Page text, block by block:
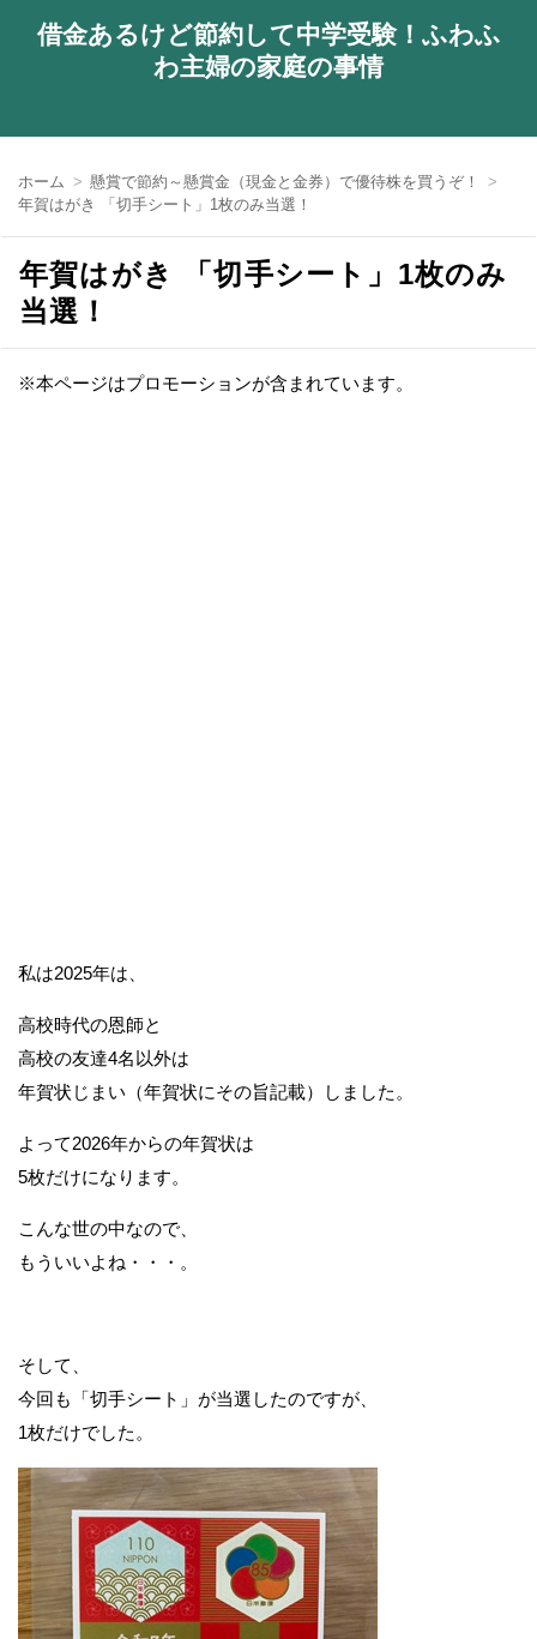
借金あるけど節約して中学受験！ふわふ
わ主婦の家庭の事情
ホーム
懸賞で節約～懸賞金（現金と金券）で優待株を買うぞ！
年賀はがき 「切手シート」1枚のみ当選！
年賀はがき 「切手シート」1枚のみ
当選！
※本ページはプロモーションが含まれています。
私は2025年は、
高校時代の恩師と
高校の友達4名以外は
年賀状じまい（年賀状にその旨記載）しました。
よって2026年からの年賀状は
5枚だけになります。
こんな世の中なので、
もういいよね・・・。
そして、
今回も「切手シート」が当選したのですが、
1枚だけでした。